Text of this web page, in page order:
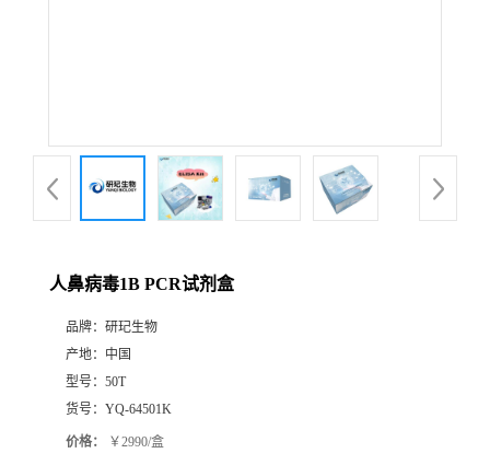
人鼻病毒1B PCR试剂盒
品牌： 研玘生物
产地： 中国
型号： 50T
货号： YQ-64501K
价格： ￥2990/盒